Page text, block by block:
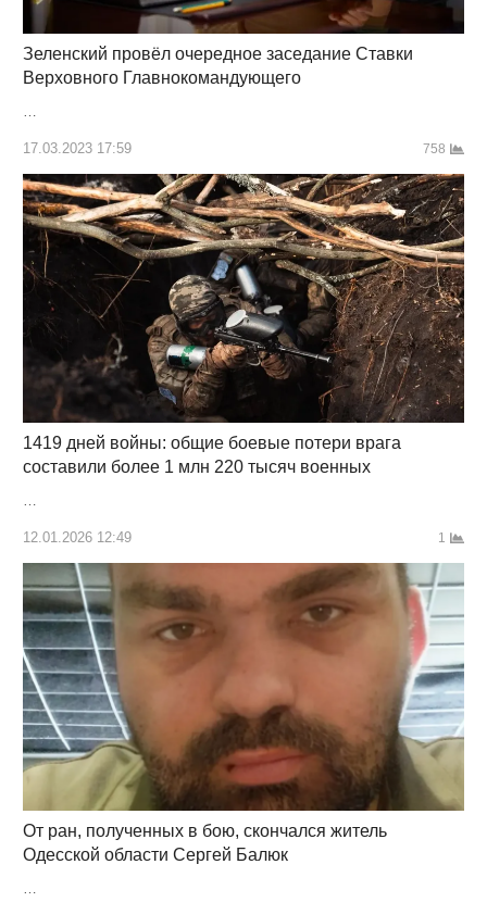
Зеленский провёл очередное заседание Ставки
Верховного Главнокомандующего
…
17.03.2023 17:59 758
1419 дней войны: общие боевые потери врага
составили более 1 млн 220 тысяч военных
12.01.2026 12:49 1
От ран, полученных в бою, скончался житель
Одесской области Сергей Балюк